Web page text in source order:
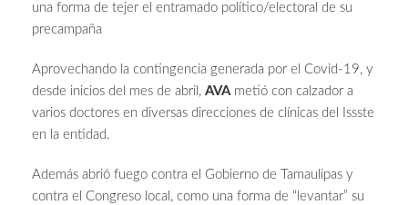
una forma de tejer el entramado político/electoral de su
precampaña
Aprovechando la contingencia generada por el Covid-19, y
desde inicios del mes de abril, AVAmetió con calzador a
varios doctores en diversas direcciones de clínicas del Issste
en la entidad.
Además abrió fuego contra el Gobierno de Tamaulipas y
contra el Congreso local, como una forma de “levantar” su